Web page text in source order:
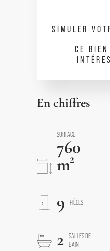
SIMULER
CE BIEN
En chiffres
SURFACE
760
m²
9 PIÈCES
2
SALLES DE
BAIN